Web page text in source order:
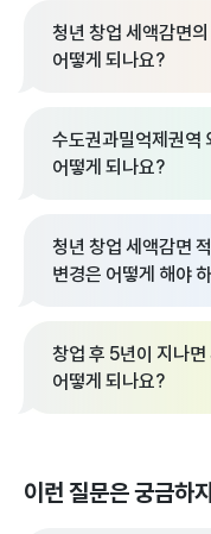
청년 창업 세액감면
어떻게 되나요?
수도권과밀억제권역
어떻게 되나요?
청년 창업 세액감면
변경은 어떻게 해야
창업 후 5년이 지나
어떻게 되나요?
이런 질문은 궁금하